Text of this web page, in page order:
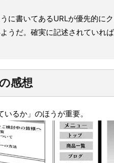
に書いてあるURLが優先的に
うだ。確実に記述されていれば
感想
るか」のほうが重要。